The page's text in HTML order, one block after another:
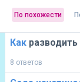
По похожести
Как разводить
8 ответов